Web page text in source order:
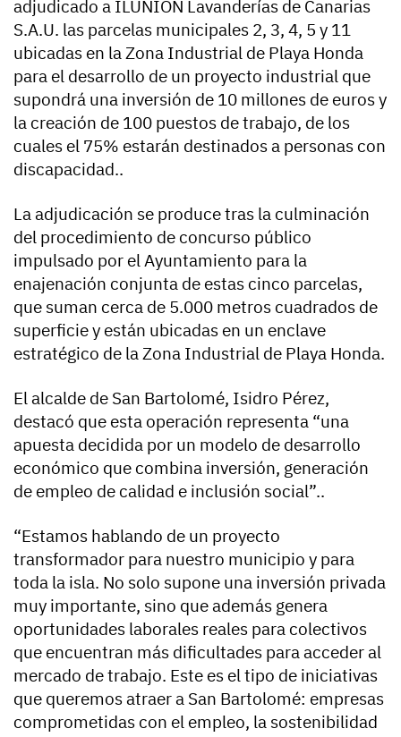
adjudicado a ILUNION Lavanderías de Canarias
S.A.U. las parcelas municipales 2, 3, 4, 5 y 11
ubicadas en la Zona Industrial de Playa Honda
para el desarrollo de un proyecto industrial que
supondrá una inversión de 10 millones de euros y
la creación de 100 puestos de trabajo, de los
cuales el 75% estarán destinados a personas con
discapacidad..
La adjudicación se produce tras la culminación
del procedimiento de concurso público
impulsado por el Ayuntamiento para la
enajenación conjunta de estas cinco parcelas,
que suman cerca de 5.000 metros cuadrados de
superficie y están ubicadas en un enclave
estratégico de la Zona Industrial de Playa Honda.
El alcalde de San Bartolomé, Isidro Pérez,
destacó que esta operación representa “una
apuesta decidida por un modelo de desarrollo
económico que combina inversión, generación
de empleo de calidad e inclusión social”..
“Estamos hablando de un proyecto
transformador para nuestro municipio y para
toda la isla. No solo supone una inversión privada
muy importante, sino que además genera
oportunidades laborales reales para colectivos
que encuentran más dificultades para acceder al
mercado de trabajo. Este es el tipo de iniciativas
que queremos atraer a San Bartolomé: empresas
comprometidas con el empleo, la sostenibilidad